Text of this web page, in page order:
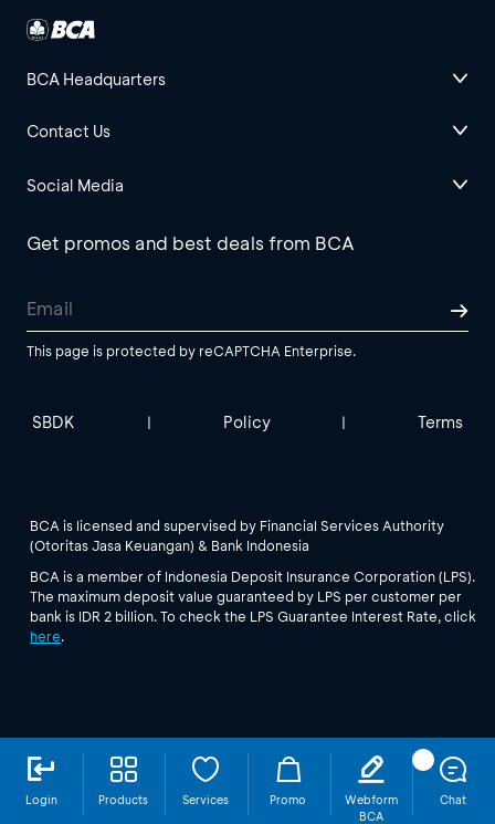
Login Products Services Promo
Webform
BCA
Chat
BCA Headquarters
Contact Us
Social Media
Get promos and best deals from BCA
This page is protected by reCAPTCHA Enterprise.
SBDK | Policy | Terms
BCA is licensed and supervised by Financial Services Authority
(Otoritas Jasa Keuangan) & Bank Indonesia
BCA is a member of Indonesia Deposit Insurance Corporation (LPS).
The maximum deposit value guaranteed by LPS per customer per
bank is IDR 2 billion. To check the LPS Guarantee Interest Rate, click
here.